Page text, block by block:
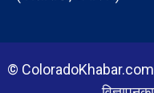
©